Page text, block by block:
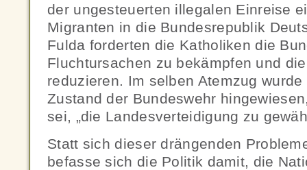
der ungesteuerten illegalen Einreise
Migranten in die Bundesrepublik
Fulda forderten die Katholiken die
Fluchtursachen zu bekämpfen und
reduzieren. Im selben Atemzug
Zustand der Bundeswehr
sei, „die Landesverteidigung zu
Statt sich dieser drängenden
befasse sich die Politik damit, die